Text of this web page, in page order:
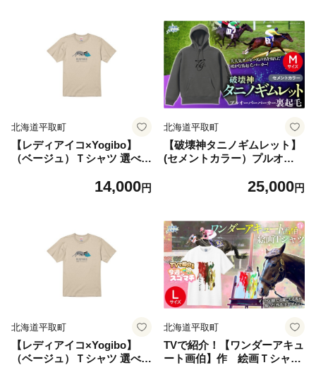
料】 BRTV445-2
TX001-1
北海道平取町
【レディアイコ×Yogibo】
（ベージュ）Ｔシャツ 選べる
税 人気 おすすめ ランキング
町 送料無料】 BRTV440-1
14,000円
北海道平取町
【破壊神タニノギムレット】
(セメントカラー）プルオー
【 ふるさと納税 人気 おすす
ーカー 裏起毛素材 日高 北海
道 平取町 びらとり 送料無料
】 BRTV105-2
25,000円
北海道平取町
【レディアイコ×Yogibo】
（ベージュ）Ｔシャツ 選べる
北海道平取町
TVで紹介！【ワンダーアキュ
ート画伯】作 絵画Ｔシャツ